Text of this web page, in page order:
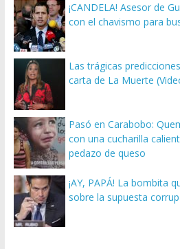
¡CANDELA! Asesor de
con el chavismo para
Las trágicas
carta de La Muerte
Pasó en Carabobo:
con una cucharilla
pedazo de queso
¡AY, PAPÁ! La bombita
sobre la supuesta